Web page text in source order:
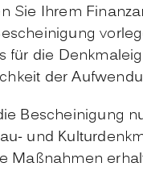
Sie Ihrem
für die
der
Bescheinigung
und
Maßnahmen